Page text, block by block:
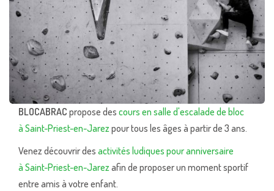
BLOCABRAC propose des cours en salle d'escalade de bloc
à Saint-Priest-en-Jarezpour tous les âges à partir de 3 ans.
Venez découvrir des activités ludiques pour anniversaire
à Saint-Priest-en-Jarezafin de proposer un moment sportif
entre amis à votre enfant.